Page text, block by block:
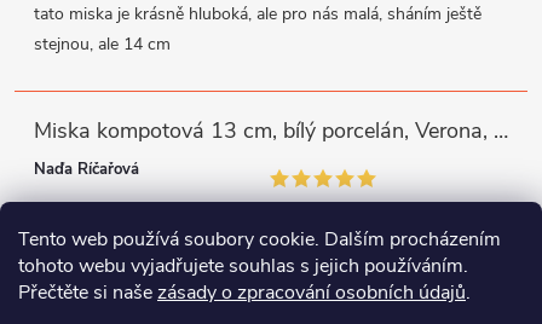
Tento web používá soubory cookie. Dalším procházením
tohoto webu vyjadřujete souhlas s jejich používáním.
Přečtěte si našezásady o zpracování osobních údajů.
tato miska je krásně hluboká, ale pro nás malá, sháním ještě
stejnou, ale 14 cm
Miska kompotová 13 cm, bílý porcelán, Verona, G. Benedikt
Naďa Říčařová
miska je trochu mělká, ale využiji